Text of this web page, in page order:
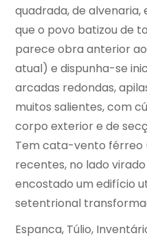
quadrada, de
que o povo batizou de
parece obra anterior
atual) e dispunha-se
arcadas redondas,
muitos salientes, com
corpo exterior e de
Tem cata-vento férreo
recentes, no lado
encostado um edifício
setentrional
Espanca, Túlio,